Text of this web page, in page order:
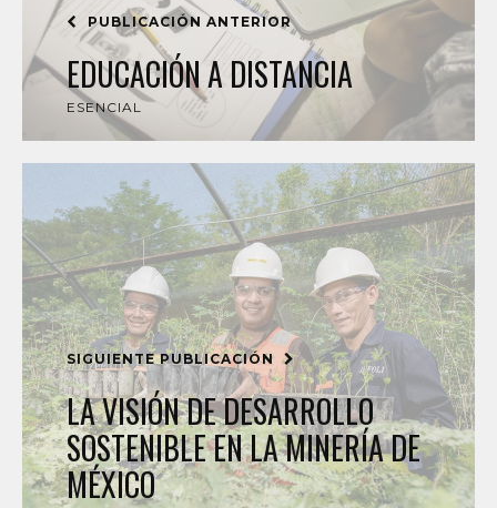
PUBLICACIÓN ANTERIOR
EDUCACIÓN A DISTANCIA
ESENCIAL
SIGUIENTE PUBLICACIÓN
LA VISIÓN DE DESARROLLO
SOSTENIBLE EN LA MINERÍA DE
MÉXICO